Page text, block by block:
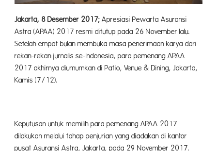
Jakarta, 8 Desember 2017; Apresiasi Pewarta Asuransi
Astra (APAA) 2017 resmi ditutup pada 26 November lalu.
Setelah empat bulan membuka masa penerimaan karya dari
rekan-rekan jurnalis se-Indonesia, para pemenang APAA
2017 akhirnya diumumkan di Patio, Venue & Dining, Jakarta,
Kamis (7/12).
Keputusan untuk memilih para pemenang APAA 2017
dilakukan melalui tahap penjurian yang diadakan di kantor
pusat Asuransi Astra, Jakarta, pada 29 November 2017.